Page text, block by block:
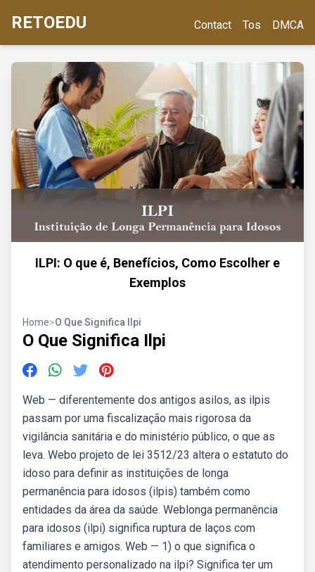
RETOEDU Contact Tos DMCA
ILPI: O que é, Benefícios, Como Escolher e
Exemplos
Home>O Que Significa Ilpi
O Que Significa Ilpi
Web — diferentemente dos antigos asilos, as ilpis
passam por uma fiscalização mais rigorosa da
vigilância sanitária e do ministério público, o que as
leva. Webo projeto de lei 3512/23 altera o estatuto do
idoso para definir as instituições de longa
permanência para idosos (ilpis) também como
entidades da área da saúde. Weblonga permanência
para idosos (ilpi) significa ruptura de laços com
familiares e amigos. Web — 1) o que significa o
atendimento personalizado na ilpi? Significa ter um